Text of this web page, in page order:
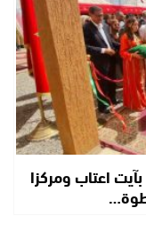
اعتاب ومركزا